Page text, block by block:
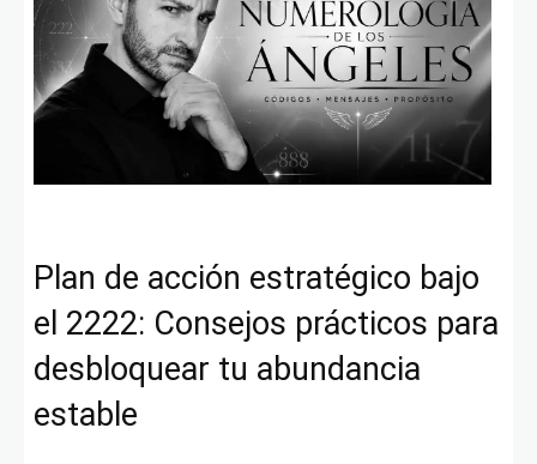
Plan de acción estratégico bajo
el 2222: Consejos prácticos para
desbloquear tu abundancia
estable